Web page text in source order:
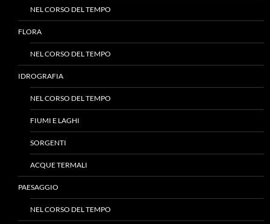
NEL CORSO DEL TEMPO
FLORA
NEL CORSO DEL TEMPO
IDROGRAFIA
NEL CORSO DEL TEMPO
FIUMI E LAGHI
SORGENTI
ACQUE TERMALI
PAESAGGIO
NEL CORSO DEL TEMPO